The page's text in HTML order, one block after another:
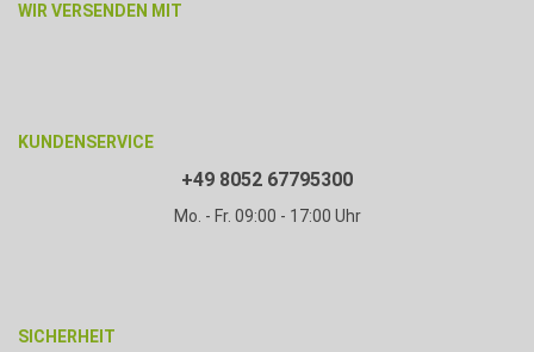
WIR VERSENDEN MIT
KUNDENSERVICE
+49 8052 67795300
Mo. - Fr. 09:00 - 17:00 Uhr
SICHERHEIT